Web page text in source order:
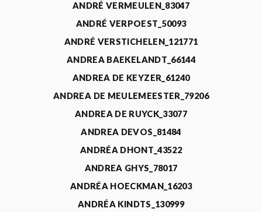
ANDRÉ VERMEULEN_83047
ANDRÉ VERPOEST_50093
ANDRÉ VERSTICHELEN_121771
ANDREA BAEKELANDT_66144
ANDREA DE KEYZER_61240
ANDREA DE MEULEMEESTER_79206
ANDREA DE RUYCK_33077
ANDREA DEVOS_81484
ANDRÉA DHONT_43522
ANDREA GHYS_78017
ANDRÉA HOECKMAN_16203
ANDRÉA KINDTS_130999